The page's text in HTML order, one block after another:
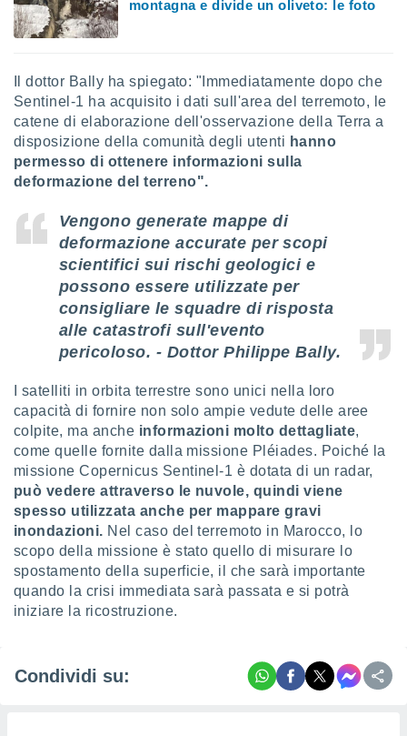
montagna e divide un oliveto: le foto
Il dottor Bally ha spiegato: "Immediatamente dopo che
Sentinel-1 ha acquisito i dati sull'area del terremoto, le
catene di elaborazione dell'osservazione della Terra a
disposizione della comunità degli utenti hanno
permesso di ottenere informazioni sulla
deformazione del terreno".
Vengono generate mappe di
deformazione accurate per scopi
scientifici sui rischi geologici e
possono essere utilizzate per
consigliare le squadre di risposta
alle catastrofi sull'evento
pericoloso. - Dottor Philippe Bally.
I satelliti in orbita terrestre sono unici nella loro
capacità di fornire non solo ampie vedute delle aree
colpite, ma anche informazioni molto dettagliate,
come quelle fornite dalla missione Pléiades. Poiché la
missione Copernicus Sentinel-1 è dotata di un radar,
può vedere attraverso le nuvole, quindi viene
spesso utilizzata anche per mappare gravi
inondazioni. Nel caso del terremoto in Marocco, lo
scopo della missione è stato quello di misurare lo
spostamento della superficie, il che sarà importante
quando la crisi immediata sarà passata e si potrà
iniziare la ricostruzione.
Condividi su: